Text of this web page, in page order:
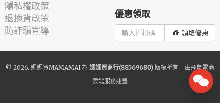
隱私權政策
退換貨政策
防詐騙宣導
優惠領取
領取優惠
© 2026. 媽媽買MAMAMAI 為 媽媽買商行(88569680) 版權所有 - 由飛鼠電商
雲端服務建置